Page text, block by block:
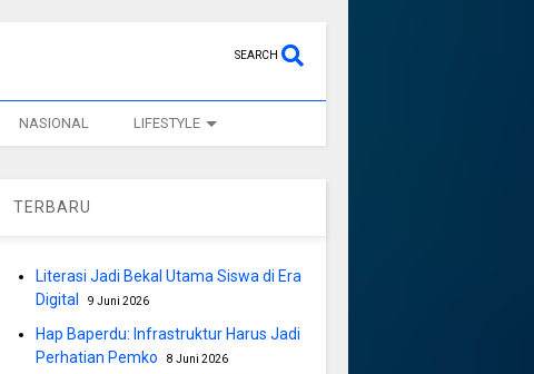
SEARCH
NASIONAL LIFESTYLE
TERBARU
Literasi Jadi Bekal Utama Siswa di Era
Digital
9 Juni 2026
Hap Baperdu: Infrastruktur Harus Jadi
Perhatian Pemko
8 Juni 2026